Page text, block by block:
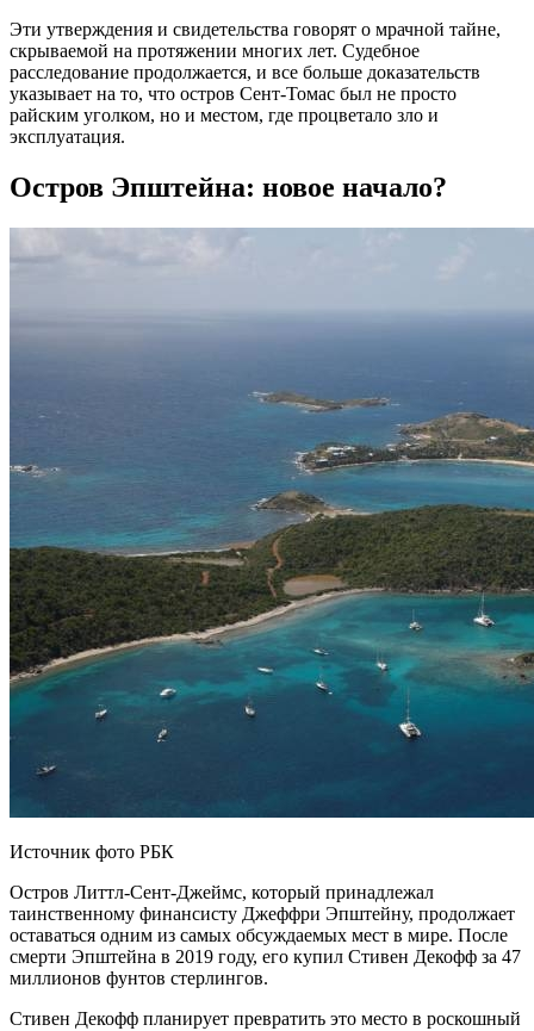
Эти утверждения и свидетельства говорят о мрачной тайне,
скрываемой на протяжении многих лет. Судебное
расследование продолжается, и все больше доказательств
указывает на то, что остров Сент-Томас был не просто
райским уголком, но и местом, где процветало зло и
эксплуатация.
Остров Эпштейна: новое начало?
Источник фото РБК
Остров Литтл-Сент-Джеймс, который принадлежал
таинственному финансисту Джеффри Эпштейну, продолжает
оставаться одним из самых обсуждаемых мест в мире. После
смерти Эпштейна в 2019 году, его купил Стивен Декофф за 47
миллионов фунтов стерлингов.
Стивен Декофф планирует превратить это место в роскошный